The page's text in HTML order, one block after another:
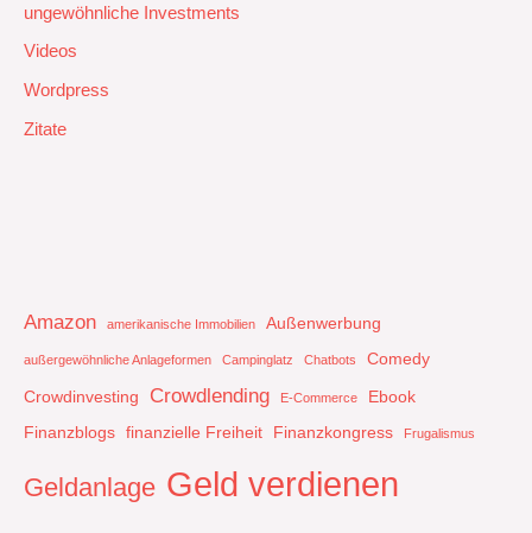
ungewöhnliche Investments
Videos
Wordpress
Zitate
Amazon amerikanische Immobilien Außenwerbung
außergewöhnliche Anlageformen Campinglatz Chatbots
Comedy
Crowdinvesting
Crowdlending E-Commerce
Ebook
Finanzblogs finanzielle Freiheit Finanzkongress Frugalismus
Geldanlage Geld verdienen